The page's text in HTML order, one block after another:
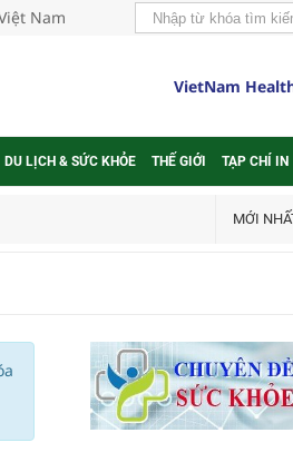
Nam
VietNam
DU LỊCH & SỨC KHỎE THẾ GIỚI TẠP CHÍ IN
MỚI